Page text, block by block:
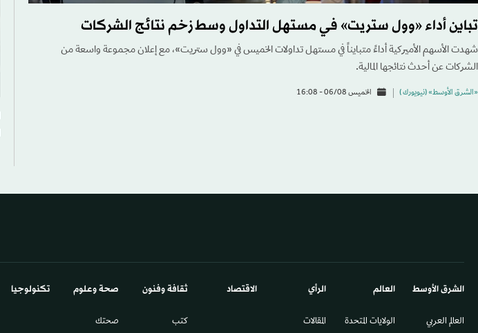
تباين أداء «وول ستريت» في مستهل التداول وسط زخم نتائج الشركات
شهدت الأسهم الأميركية أداءً متبايناً في مستهل تداولات الخميس في «وول ستريت»، مع إعلان مجموعة واسعة من
الشركات عن أحدث نتائجها المالية.
«الشرق الأوسط» (نيويورك ) الخميس 06/08 - 16:08
الشرق الأوسط​
العالم العربي
العالم
الولايات المتحدة
الرأي
المقالات
الاقتصاد ثقافة وفنون
كتب
صحة وعلوم
صحتك
تكنولوجيا